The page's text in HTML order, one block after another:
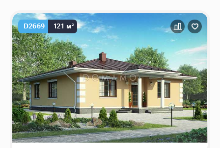
D2669 121 м²